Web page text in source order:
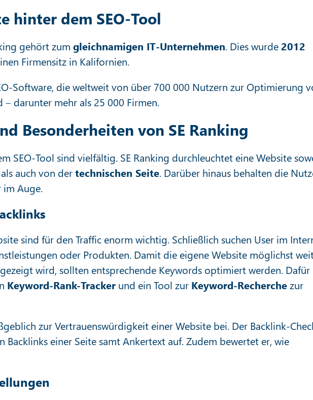
hinter dem SEO-Tool
gehört zum gleichnamigen IT-Unternehmen. Dies wurde 2012
Firmensitz in Kalifornien.
Software, die weltweit von über 700 000 Nutzern zur Optimierung
darunter mehr als 25 000 Firmen.
Besonderheiten von SE Ranking
SEO-Tool sind vielfältig. SE Ranking durchleuchtet eine Website
als auch von dertechnischen Seite. Darüber hinaus behalten die
im Auge.
sind für den Traffic enorm wichtig. Schließlich suchen User im
oder Produkten. Damit die eigene Website möglichst
wird, sollten entsprechende Keywords optimiert werden. Dafür
Keyword-Rank-Tracker und ein Tool zur Keyword-Recherchezur
zur Vertrauenswürdigkeit einer Website bei. Der Backlink-
Backlinks einer Seite samt Ankertext auf. Zudem bewertet er, wie